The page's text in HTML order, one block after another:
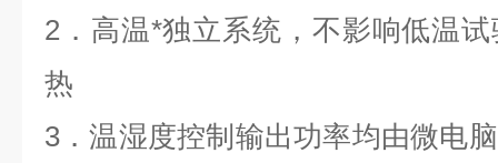
2．高温*独立系统，不影响低温
热
3．温湿度控制输出功率均由微电